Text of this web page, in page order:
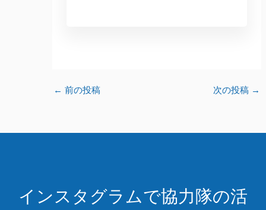
← 前の投稿 次の投稿 →
インスタグラムで協力隊の活